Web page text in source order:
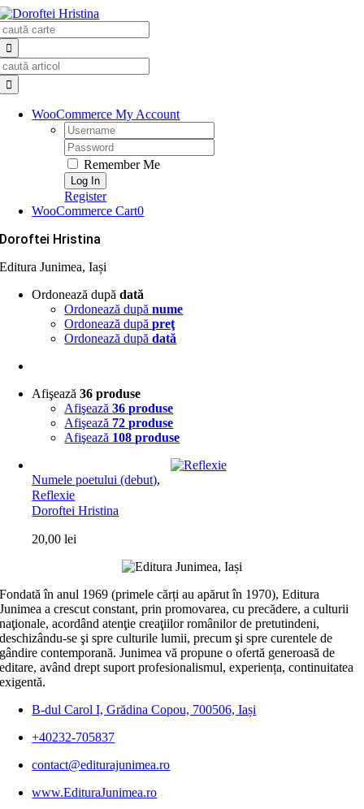
Skip
to
content
WooCommerce My Account
Username:
Password:
Remember Me
Register
WooCommerce Cart0
Doroftei Hristina
Editura Junimea, Iași
Ordonează dupădată
Ordonează dupănume
Ordonează dupăpreţ
Ordonează dupădată
Afişează36 produse
Afişează36 produse
Afişează 72 produse
Afişează 108 produse
Numele poetului (debut),
Reflexie
Doroftei Hristina
20,00lei
Fondată în anul 1969 (primele cărți au apărut în 1970), Editura
Junimea a crescut constant, prin promovarea, cu precădere, a culturii
naţionale, acordând atenţie creaţiilor românilor de pretutindeni,
deschizându-se şi spre culturile lumii, precum şi spre curentele de
gândire contemporană. Junimea vă propune o ofertă generoasă de
editare, având drept suport profesionalismul, experiența, continuitatea
exigentă.
B-dul Carol I, Grădina Copou, 700506, Iași
+40232-705837
contact@editurajunimea.ro
www.EdituraJunimea.ro